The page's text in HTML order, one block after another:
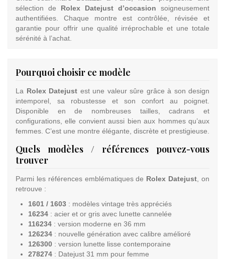
sélection de Rolex Datejust d’occasion soigneusement
authentifiées. Chaque montre est contrôlée, révisée et
garantie pour offrir une qualité irréprochable et une totale
sérénité à l’achat.
Pourquoi choisir ce modèle
La Rolex Datejust est une valeur sûre grâce à son design
intemporel, sa robustesse et son confort au poignet.
Disponible en de nombreuses tailles, cadrans et
configurations, elle convient aussi bien aux hommes qu’aux
femmes. C’est une montre élégante, discrète et prestigieuse.
Quels modèles / références pouvez-vous
trouver
Parmi les références emblématiques de Rolex Datejust, on
retrouve :
1601 / 1603 : modèles vintage très appréciés
16234 : acier et or gris avec lunette cannelée
116234 : version moderne en 36 mm
126234 : nouvelle génération avec calibre amélioré
126300 : version lunette lisse contemporaine
278274 : Datejust 31 mm pour femme